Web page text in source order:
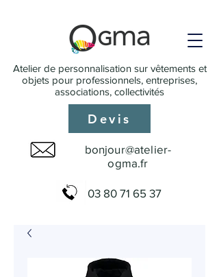
Atelier de personnalisation sur vêtements et
objets pour professionnels, entreprises,
associations, collectivités
bonjour@atelier-
ogma.fr
03 80 71 65 37
Devis